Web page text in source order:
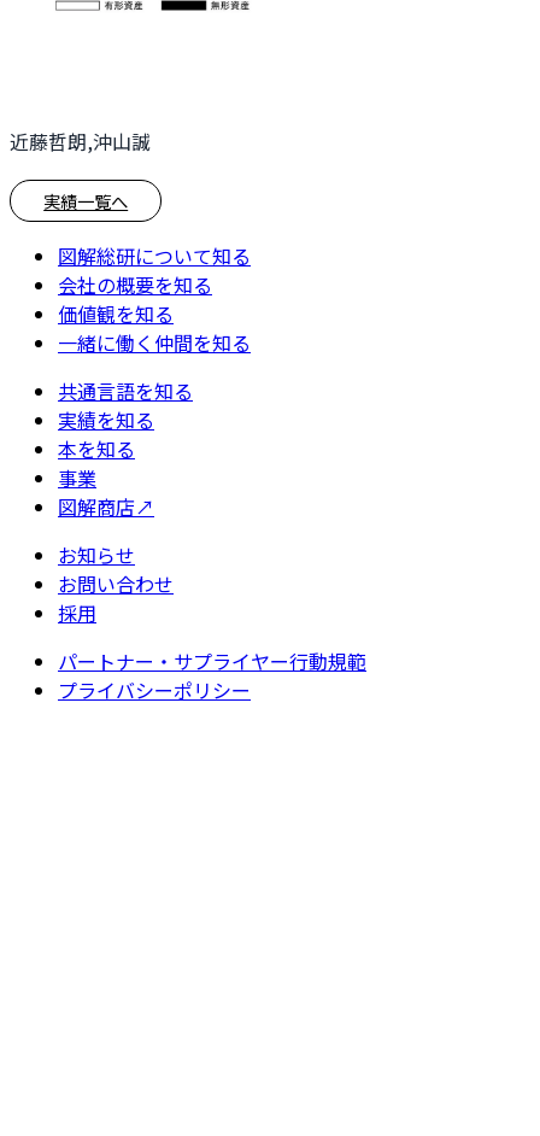
近藤哲朗,沖山誠
実績一覧へ
図解総研について知る
会社の概要を知る
価値観を知る
一緒に働く仲間を知る
共通言語を知る
実績を知る
本を知る
事業
図解商店↗
お知らせ
お問い合わせ
採用
パートナー・サプライヤー行動規範
プライバシーポリシー